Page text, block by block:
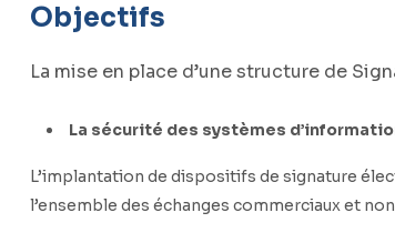
Objectifs
La mise en place d’une structure de
La sécurité des systèmes
L’implantation de dispositifs de signature
l’ensemble des échanges commerciaux et